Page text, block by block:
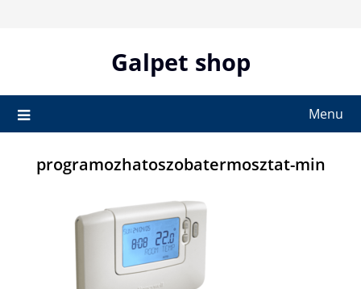
Galpet shop
Menu
programozhatoszobatermosztat-min